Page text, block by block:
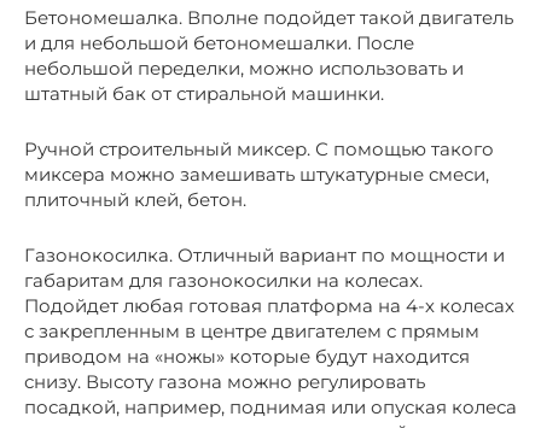
Бетономешалка. Вполне подойдет такой двигатель
и для небольшой бетономешалки. После
небольшой переделки, можно использовать и
штатный бак от стиральной машинки.
Ручной строительный миксер. С помощью такого
миксера можно замешивать штукатурные смеси,
плиточный клей, бетон.
Газонокосилка. Отличный вариант по мощности и
габаритам для газонокосилки на колесах.
Подойдет любая готовая платформа на 4-х колесах
с закрепленным в центре двигателем с прямым
приводом на «ножы» которые будут находится
снизу. Высоту газона можно регулировать
посадкой, например, поднимая или опуская колеса